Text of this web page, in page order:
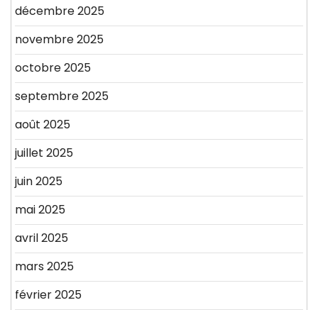
décembre 2025
novembre 2025
octobre 2025
septembre 2025
août 2025
juillet 2025
juin 2025
mai 2025
avril 2025
mars 2025
février 2025